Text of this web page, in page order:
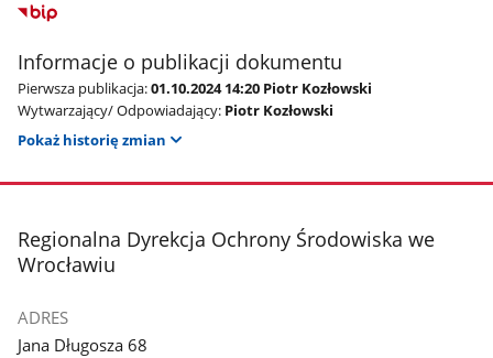
Informacje o publikacji dokumentu
Pierwsza publikacja:01.10.2024 14:20 Piotr Kozłowski
Wytwarzający/ Odpowiadający: Piotr Kozłowski
Pokaż historię zmian
stopka
Regionalna Dyrekcja Ochrony Środowiska we
Wrocławiu
ADRES
Jana Długosza 68